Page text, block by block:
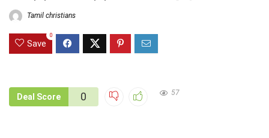
Tamil christians
Save
0
Deal Score 0 57